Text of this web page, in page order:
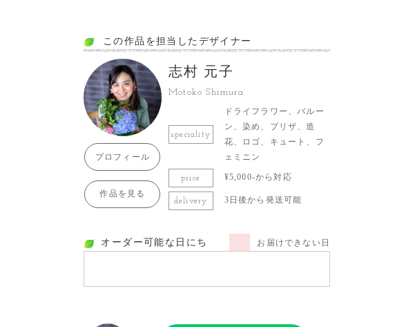
この作品を担当したデザイナー
プロフィール
作品を見る
志村 元子
Motoko Shimura
speciality
ドライフラワー、バルー
ン、染め、プリザ、造
花、ロゴ、キュート、フ
ェミニン
price ¥5,000-から対応
delivery 3日後から発送可能
オーダー可能な日にち お届けできない日